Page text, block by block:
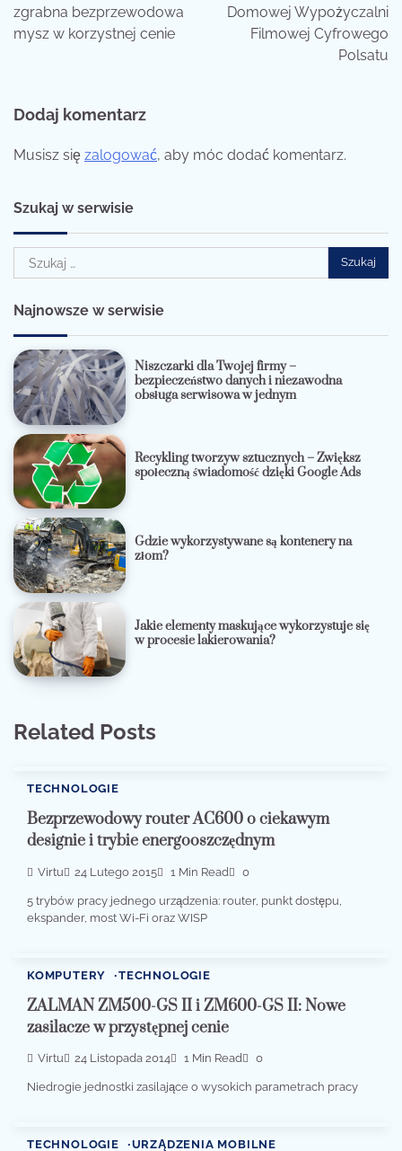
zgrabna bezprzewodowa
mysz w korzystnej cenie
Domowej Wypożyczalni
Filmowej Cyfrowego
Polsatu
Dodaj komentarz
Musisz się zalogować, aby móc dodać komentarz.
Szukaj w serwisie
Szukaj:
Najnowsze w serwisie
Niszczarki dla Twojej firmy –
bezpieczeństwo danych i niezawodna
obsługa serwisowa w jednym
Recykling tworzyw sztucznych – Zwiększ
społeczną świadomość dzięki Google Ads
Gdzie wykorzystywane są kontenery na
złom?
Jakie elementy maskujące wykorzystuje się
w procesie lakierowania?
Related Posts
TECHNOLOGIE
Bezprzewodowy router AC600 o ciekawym
designie i trybie energooszczędnym
Virtu 24 Lutego 2015 1 Min Read 0
5 trybów pracy jednego urządzenia: router, punkt dostępu,
ekspander, most Wi-Fi oraz WISP
KOMPUTERY TECHNOLOGIE
ZALMAN ZM500-GS II i ZM600-GS II: Nowe
zasilacze w przystępnej cenie
Virtu 24 Listopada 2014 1 Min Read 0
Niedrogie jednostki zasilające o wysokich parametrach pracy
TECHNOLOGIE URZĄDZENIA MOBILNE